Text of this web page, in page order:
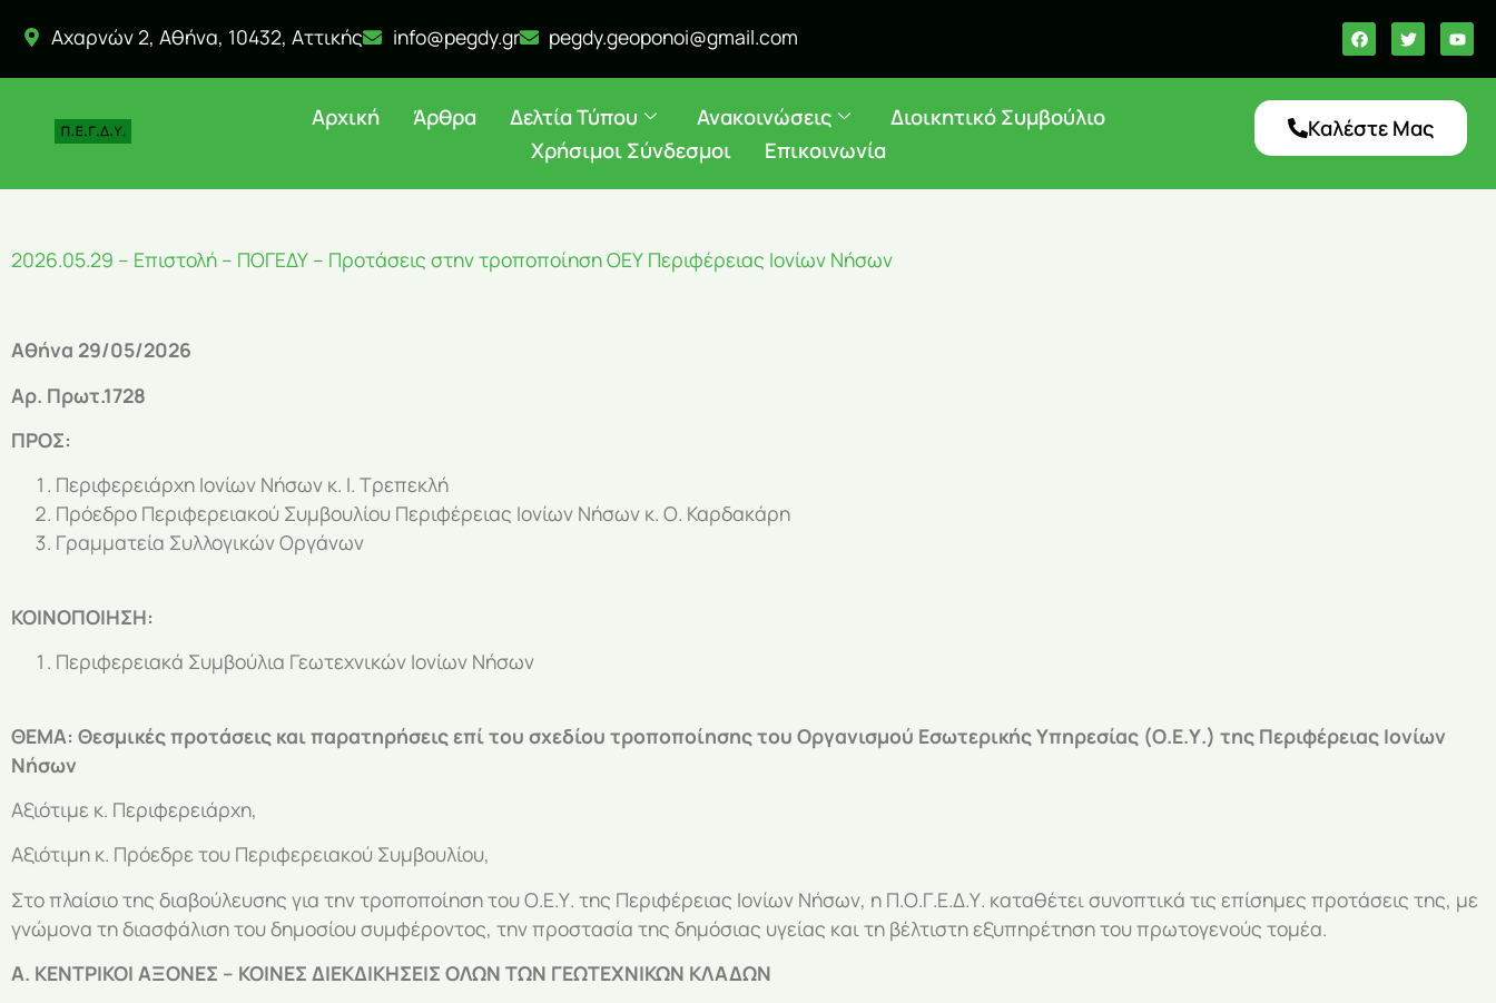
Αχαρνών 2, Αθήνα, 10432, Αττικής info@pegdy.gr pegdy.geoponoi@gmail.com
Αρχική Άρθρα Δελτία Τύπου Ανακοινώσεις
Διοικητικό Συμβούλιο
Χρήσιμοι Σύνδεσμοι
Επικοινωνία
Καλέστε Μας
2026.05.29 – Επιστολή – ΠΟΓΕΔΥ – Προτάσεις στην τροποποίηση ΟΕΥ Περιφέρειας Ιονίων Νήσων
Αθήνα 29/05/2026
Αρ. Πρωτ.1728
ΠΡΟΣ:
Περιφερειάρχη Ιονίων Νήσων κ. Ι. Τρεπεκλή
Πρόεδρο Περιφερειακού Συμβουλίου Περιφέρειας Ιονίων Νήσων κ. Ο. Καρδακάρη
Γραμματεία Συλλογικών Οργάνων
ΚΟΙΝΟΠΟΙΗΣΗ:
Περιφερειακά Συμβούλια Γεωτεχνικών Ιονίων Νήσων
ΘΕΜΑ: Θεσμικές προτάσεις και παρατηρήσεις επί του σχεδίου τροποποίησης του Οργανισμού Εσωτερικής Υπηρεσίας (Ο.Ε.Υ.) της Περιφέρειας Ιονίων
Νήσων
Αξιότιμε κ. Περιφερειάρχη,
Αξιότιμη κ. Πρόεδρε του Περιφερειακού Συμβουλίου,
Στο πλαίσιο της διαβούλευσης για την τροποποίηση του Ο.Ε.Υ. της Περιφέρειας Ιονίων Νήσων, η Π.Ο.Γ.Ε.Δ.Υ. καταθέτει συνοπτικά τις επίσημες προτάσεις της, με
γνώμονα τη διασφάλιση του δημοσίου συμφέροντος, την προστασία της δημόσιας υγείας και τη βέλτιστη εξυπηρέτηση του πρωτογενούς τομέα.
Α. ΚΕΝΤΡΙΚΟΙ ΑΞΟΝΕΣ – ΚΟΙΝΕΣ ΔΙΕΚΔΙΚΗΣΕΙΣ ΟΛΩΝ ΤΩΝ ΓΕΩΤΕΧΝΙΚΩΝ ΚΛΑΔΩΝ